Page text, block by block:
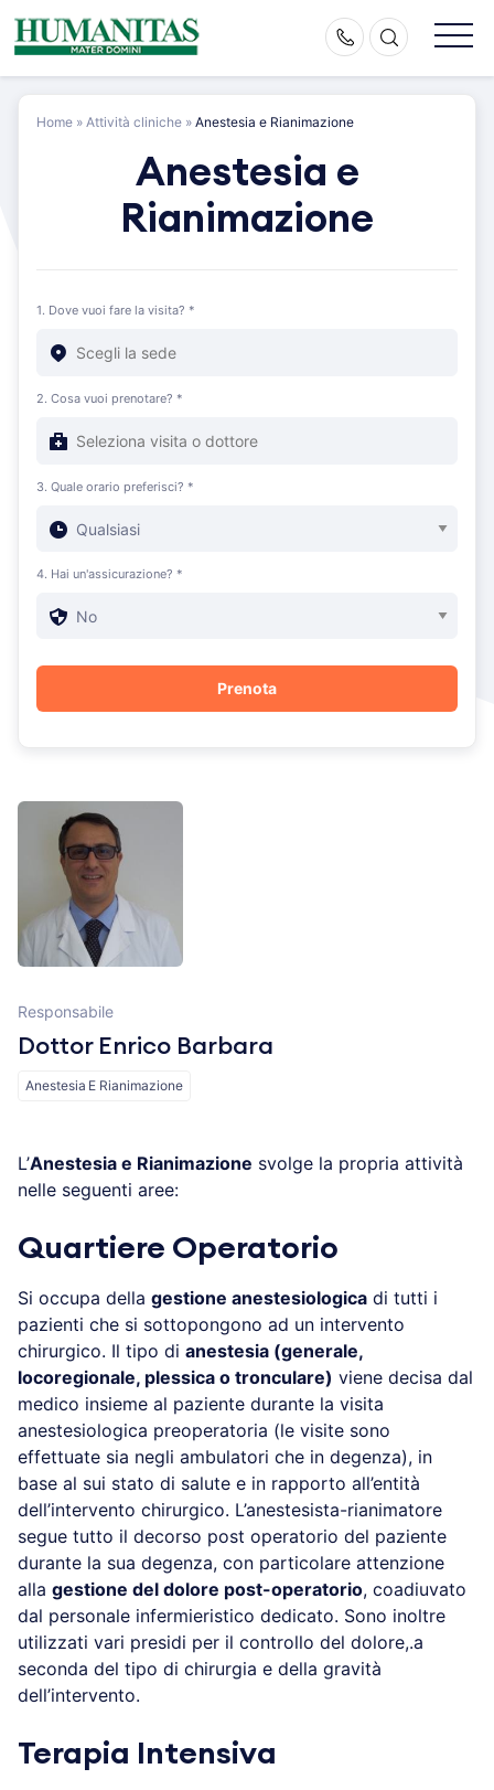
Skip
to
Home » Attività cliniche » Anestesia e Rianimazione
Anestesia e
Rianimazione
1. Dove vuoi fare la visita? *
2. Cosa vuoi prenotare? *
3. Quale orario preferisci? *
4. Hai un'assicurazione? *
L’Anestesia e Rianimazione svolge la propria attività
nelle seguenti aree:
Quartiere Operatorio
Si occupa della gestione anestesiologica di tutti i
pazienti che si sottopongono ad un intervento
chirurgico. Il tipo di anestesia (generale,
locoregionale, plessica o tronculare) viene decisa dal
medico insieme al paziente durante la visita
anestesiologica preoperatoria (le visite sono
effettuate sia negli ambulatori che in degenza), in
base al sui stato di salute e in rapporto all’entità
dell’intervento chirurgico. L’anestesista-rianimatore
segue tutto il decorso post operatorio del paziente
durante la sua degenza, con particolare attenzione
alla gestione del dolore post-operatorio, coadiuvato
dal personale infermieristico dedicato. Sono inoltre
utilizzati vari presidi per il controllo del dolore,.a
seconda del tipo di chirurgia e della gravità
dell’intervento.
Terapia Intensiva
Responsabile
Dottor Enrico Barbara
Anestesia E Rianimazione